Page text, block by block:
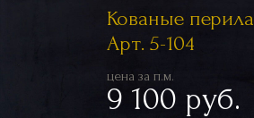
Кованые перила
Арт. 5-104
цена за п.м.
9 100 руб.